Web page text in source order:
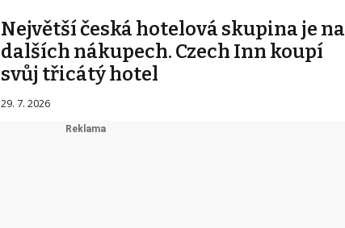
Největší česká hotelová skupina je na
dalších nákupech. Czech Inn koupí
svůj třicátý hotel
29. 7. 2026